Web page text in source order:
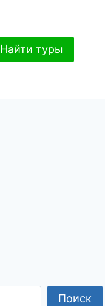
Найти туры
Поиск